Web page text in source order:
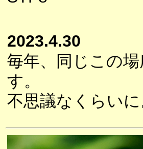
2023.4.30
毎年、同じこの
す。
不思議なくらいに